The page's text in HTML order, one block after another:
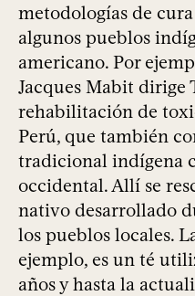
metodologías de
algunos pueblos
americano. Por
Jacques Mabit dirige
rehabilitación de
Perú, que también
tradicional indígena
occidental. Allí se
nativo desarrollado
los pueblos locales.
ejemplo, es un té
años y hasta la